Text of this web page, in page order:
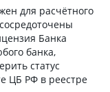
для расчётного
Банка
банка,
статус
ЦБ РФ в реестре